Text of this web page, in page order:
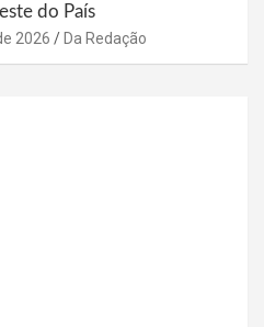
do País
2026 Da Redação